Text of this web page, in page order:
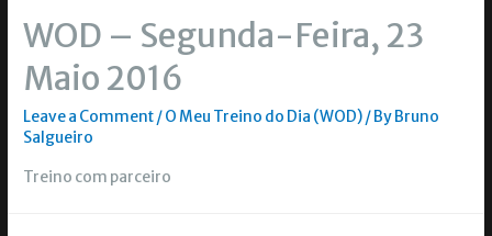
WOD – Segunda-Feira, 23
Maio 2016
Leave a Comment/O Meu Treino do Dia (WOD)/ By Bruno
Salgueiro
Treino com parceiro